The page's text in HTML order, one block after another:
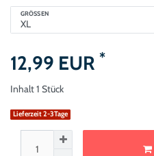
GRÖSSEN
12,99 EUR *
Inhalt1 Stück
Lieferzeit 2-3Tage